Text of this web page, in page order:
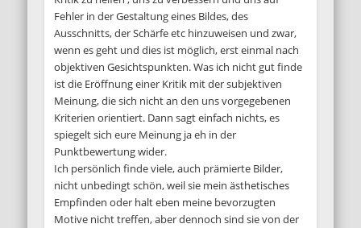
Fehler in der Gestaltung eines Bildes, des
Ausschnitts, der Schärfe etc hinzuweisen und zwar,
wenn es geht und dies ist möglich, erst einmal nach
objektiven Gesichtspunkten. Was ich nicht gut finde
ist die Eröffnung einer Kritik mit der subjektiven
Meinung, die sich nicht an den uns vorgegebenen
Kriterien orientiert. Dann sagt einfach nichts, es
spiegelt sich eure Meinung ja eh in der
Punktbewertung wider.
Ich persönlich finde viele, auch prämierte Bilder,
nicht unbedingt schön, weil sie mein ästhetisches
Empfinden oder halt eben meine bevorzugten
Motive nicht treffen, aber dennoch sind sie von der